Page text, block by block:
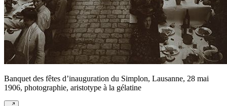
Banquet des fêtes d’inauguration du Simplon, Lausanne, 28 mai
1906, photographie, aristotype à la gélatine